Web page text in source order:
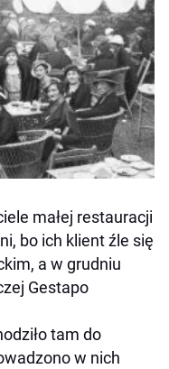
małej restauracji
bo ich klient źle się
a w grudniu
Gestapo
tam do
w nich